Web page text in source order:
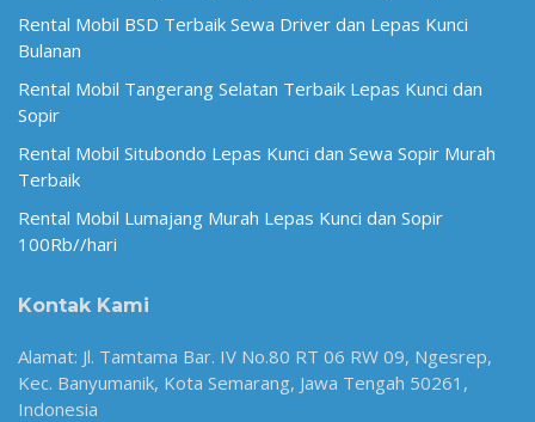
Rental Mobil BSD Terbaik Sewa Driver dan Lepas Kunci
Bulanan
Rental Mobil Tangerang Selatan Terbaik Lepas Kunci dan
Sopir
Rental Mobil Situbondo Lepas Kunci dan Sewa Sopir Murah
Terbaik
Rental Mobil Lumajang Murah Lepas Kunci dan Sopir
100Rb//hari
Kontak Kami
Alamat: Jl. Tamtama Bar. IV No.80 RT 06 RW 09, Ngesrep,
Kec. Banyumanik, Kota Semarang, Jawa Tengah 50261,
Indonesia